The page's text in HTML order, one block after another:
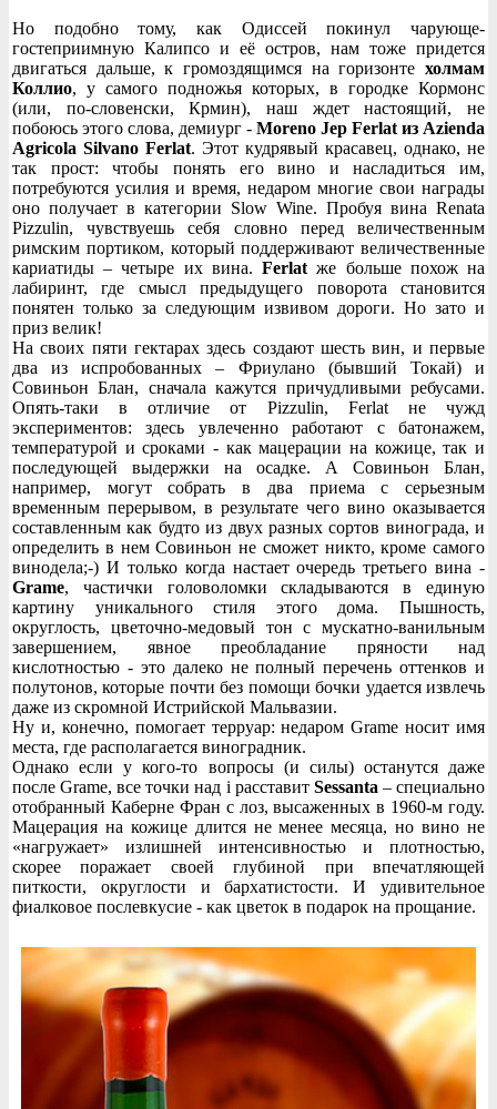
Но подобно тому, как Одиссей покинул чарующе-
гостеприимную Калипсо и её остров, нам тоже придется
двигаться дальше, к громоздящимся на горизонте холмам
Коллио, у самого подножья которых, в городке Кормонс
(или, по-словенски, Крмин), наш ждет настоящий, не
побоюсь этого слова, демиург - Moreno Jep Ferlat из Azienda
Agricola Silvano Ferlat. Этот кудрявый красавец, однако, не
так прост: чтобы понять его вино и насладиться им,
потребуются усилия и время, недаром многие свои награды
оно получает в категории Slow Wine. Пробуя вина Renata
Pizzulin, чувствуешь себя словно перед величественным
римским портиком, который поддерживают величественные
кариатиды – четыре их вина.Ferlat же больше похож на
лабиринт, где смысл предыдущего поворота становится
понятен только за следующим извивом дороги. Но зато и
приз велик!
На своих пяти гектарах здесь создают шесть вин, и первые
два из испробованных – Фриулано (бывший Токай) и
Совиньон Блан, сначала кажутся причудливыми ребусами.
Опять-таки в отличие от Pizzulin, Ferlat не чужд
экспериментов: здесь увлеченно работают с батонажем,
температурой и сроками - как мацерации на кожице, так и
последующей выдержки на осадке. А Совиньон Блан,
например, могут собрать в два приема с серьезным
временным перерывом, в результате чего вино оказывается
составленным как будто из двух разных сортов винограда, и
определить в нем Совиньон не сможет никто, кроме самого
винодела;-) И только когда настает очередь третьего вина -
Grame, частички головоломки складываются в единую
картину уникального стиля этого дома. Пышность,
округлость, цветочно-медовый тон с мускатно-ванильным
завершением, явное преобладание пряности над
кислотностью - это далеко не полный перечень оттенков и
полутонов, которые почти без помощи бочки удается извлечь
даже из скромной Истрийской Мальвазии.
Ну и, конечно, помогает терруар: недаром Grame носит имя
места, где располагается виноградник.
Однако если у кого-то вопросы (и силы) останутся даже
после Grame, все точки над i расставит Sessanta – специально
отобранный Каберне Фран с лоз, высаженных в 1960-м году.
Мацерация на кожице длится не менее месяца, но вино не
«нагружает» излишней интенсивностью и плотностью,
скорее поражает своей глубиной при впечатляющей
питкости, округлости и бархатистости. И удивительное
фиалковое послевкусие - как цветок в подарок на прощание.